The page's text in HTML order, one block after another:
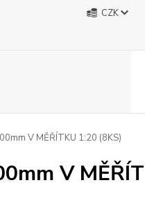
CZK
V MĚŘÍTKU 1:20 (8KS)
V